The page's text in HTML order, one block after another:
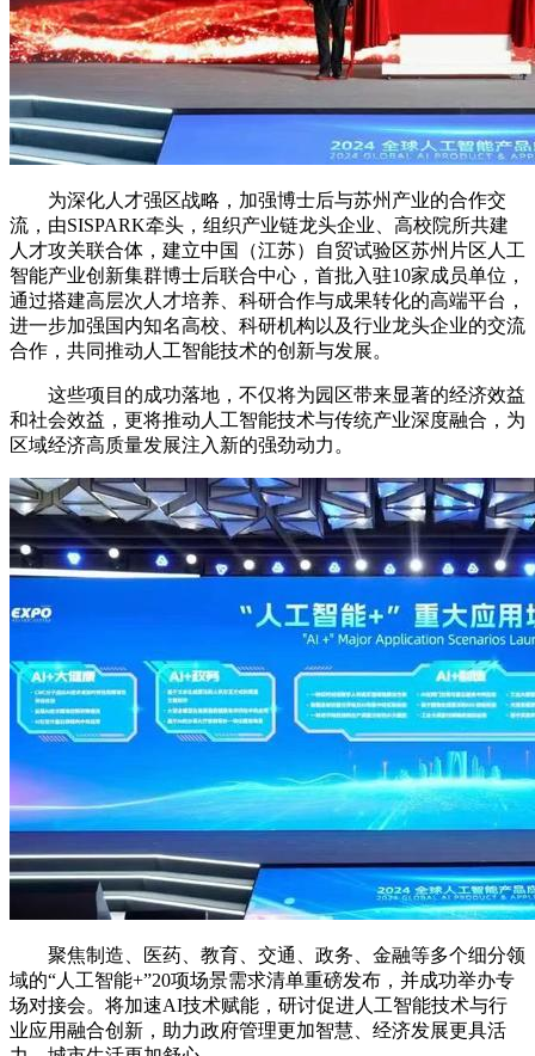
为深化人才强区战略，加强博士后与苏州产业的合作交
流，由SISPARK牵头，组织产业链龙头企业、高校院所共建
人才攻关联合体，建立中国（江苏）自贸试验区苏州片区人工
智能产业创新集群博士后联合中心，首批入驻10家成员单位，
通过搭建高层次人才培养、科研合作与成果转化的高端平台，
进一步加强国内知名高校、科研机构以及行业龙头企业的交流
合作，共同推动人工智能技术的创新与发展。
这些项目的成功落地，不仅将为园区带来显著的经济效益
和社会效益，更将推动人工智能技术与传统产业深度融合，为
区域经济高质量发展注入新的强劲动力。
聚焦制造、医药、教育、交通、政务、金融等多个细分领
域的“人工智能+”20项场景需求清单重磅发布，并成功举办专
场对接会。将加速AI技术赋能，研讨促进人工智能技术与行
业应用融合创新，助力政府管理更加智慧、经济发展更具活